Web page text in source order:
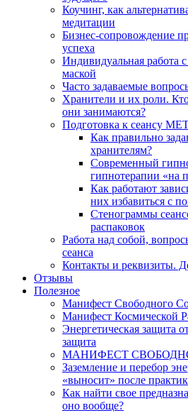
Коучинг, как
медитации
Бизнес-сопровождение
успеха
Индивидуальная работа
маской
Часто задаваемые
Хранители и их роли.
они занимаются?
Подготовка к сеансу
Как правильно
хранителям?
Современный
гипнотерапии «на
Как работают
них избавиться
Стенограммы
распаковок
Работа над собой,
сеанса
Контакты и реквизиты.
Отзывы
Полезное
Манифест Свободного
Манифест Космической
Энергетическая защита
защита
МАНИФЕСТ
Заземление и перебор
«выносит» после практик
Как найти свое
оно вообще?